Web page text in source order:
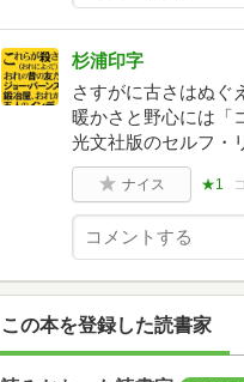
杉浦印字
さすがに古さはぬぐ
暖かさと野心には「
光文社版のセルフ・
ナイス ★1
この本を登録した読書家